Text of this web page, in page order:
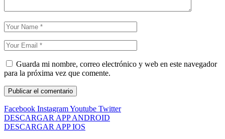
Guarda mi nombre, correo electrónico y web en este navegador
para la próxima vez que comente.
Facebook InstagramYoutube Twitter
DESCARGAR APP ANDROID
DESCARGAR APP IOS